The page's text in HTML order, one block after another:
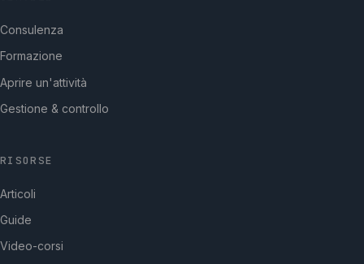
Consulenza
Formazione
Aprire un'attività
Gestione & controllo
RISORSE
Articoli
Guide
Video-corsi